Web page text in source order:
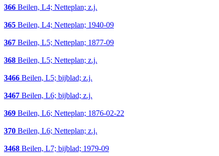
366 Beilen, L4; Netteplan; z.j.
365 Beilen, L4; Netteplan; 1940-09
367 Beilen, L5; Netteplan; 1877-09
368 Beilen, L5; Netteplan; z.j.
3466 Beilen, L5; bijblad; z.j.
3467 Beilen, L6; bijblad; z.j.
369 Beilen, L6; Netteplan; 1876-02-22
370 Beilen, L6; Netteplan; z.j.
3468 Beilen, L7; bijblad; 1979-09